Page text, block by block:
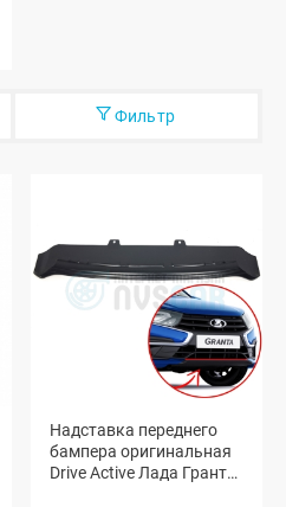
Фильтр
Надставка переднего
бампера оригинальная
Drive Active Лада Гранта